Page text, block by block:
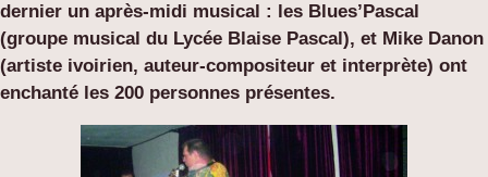
dernier un après-midi musical : les Blues’Pascal
(groupe musical du Lycée Blaise Pascal), et Mike Danon
(artiste ivoirien, auteur-compositeur et interprète) ont
enchanté les 200 personnes présentes.